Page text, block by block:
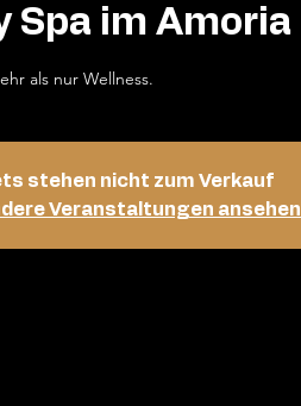
Spa im Amoria
als nur Wellness.
stehen nicht zum Verkauf
Veranstaltungen ansehen